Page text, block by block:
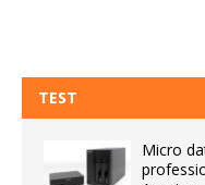
TEST
Micro